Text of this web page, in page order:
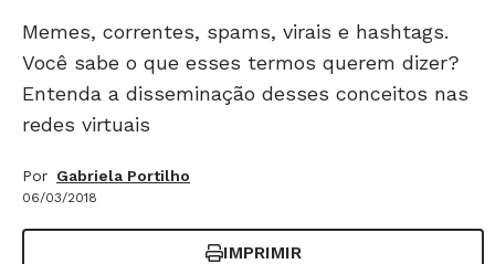
Memes, correntes, spams, virais e hashtags.
Você sabe o que esses termos querem dizer?
Entenda a disseminação desses conceitos nas
redes virtuais
Por Gabriela Portilho
06/03/2018
IMPRIMIR